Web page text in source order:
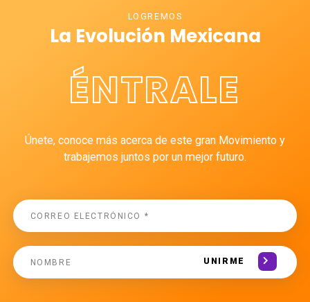
LOGREMOS
La Evolución Mexicana
ÉNTRALE
Únete, conoce más acerca de este gran Movimiento y
trabajemos juntos por un mejor futuro.
UNIRME